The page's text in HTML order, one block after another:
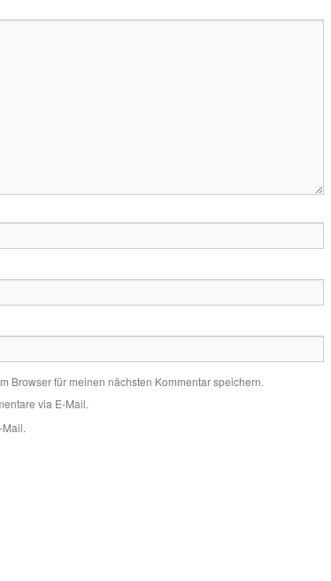
Browser für meinen nächsten Kommentar speichern.
via E-Mail.